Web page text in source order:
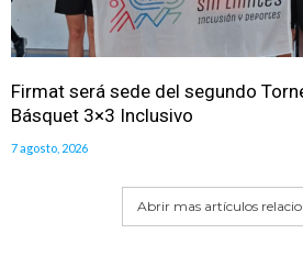
Firmat será sede del segundo
Básquet 3×3 Inclusivo
7 agosto, 2026
Abrir mas artículos